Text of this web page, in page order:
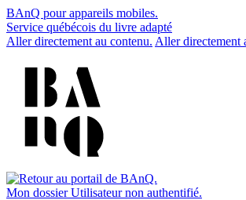
BAnQ pour appareils mobiles.
Service québécois du livre adapté
Aller directement au contenu. Aller directement
Mon dossier Utilisateur non authentifié.